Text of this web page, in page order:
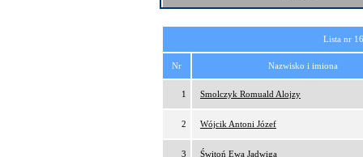
Lista nr
Nr Nazwisko i imiona
1 Smolczyk Romuald Alojzy
2 Wójcik Antoni Józef
3 Świtoń Ewa Jadwiga